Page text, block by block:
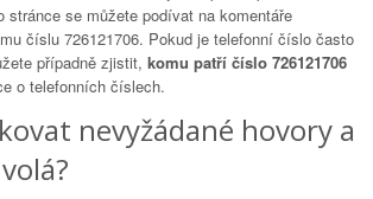
stránce se můžete podívat na komentáře
číslu 726121706. Pokud je telefonní číslo často
případně zjistit, komu patří číslo 726121706
o telefonních číslech.
nevyžádané hovory a